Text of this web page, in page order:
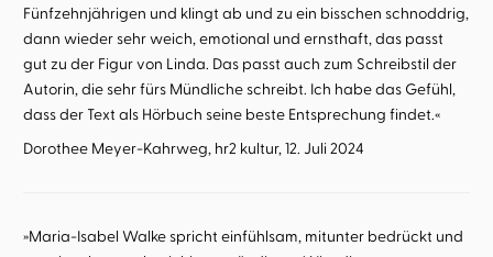
Fünfzehnjährigen und klingt ab und zu ein bisschen schnoddrig,
dann wieder sehr weich, emotional und ernsthaft, das passt
gut zu der Figur von Linda. Das passt auch zum Schreibstil der
Autorin, die sehr fürs Mündliche schreibt. Ich habe das Gefühl,
dass der Text als Hörbuch seine beste Entsprechung findet.«
Dorothee Meyer-Kahrweg, hr2 kultur, 12. Juli 2024
»Maria-Isabel Walke spricht einfühlsam, mitunter bedrückt und